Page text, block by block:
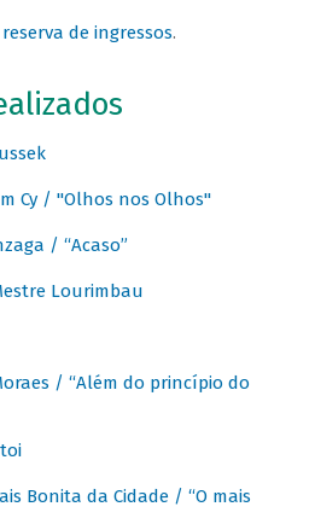
reserva de ingressos.
Cy / "Olhos nos Olhos"
/ “Acaso”
Lourimbau
/ “Além do princípio do
Bonita da Cidade / “O mais